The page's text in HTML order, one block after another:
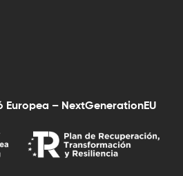
Europea – NextGenerationEU